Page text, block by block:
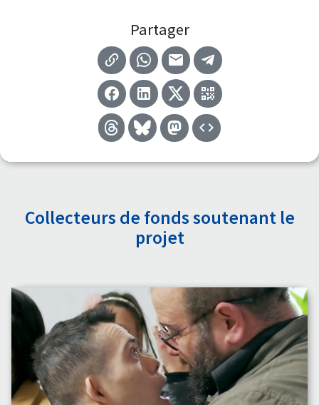
Partager
Collecteurs de fonds soutenant le
projet